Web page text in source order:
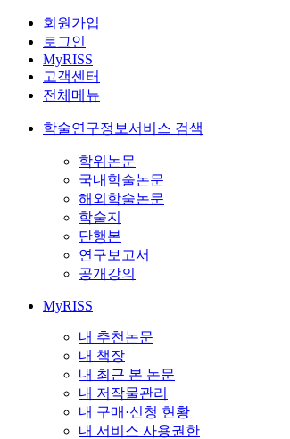
회원가입
로그인
MyRISS
고객센터
전체메뉴
학술연구정보서비스 검색
학위논문
국내학술논문
해외학술논문
학술지
단행본
연구보고서
공개강의
MyRISS
내 추천논문
내 책장
내 최근 본 논문
내 저작물관리
내 구매·신청 현황
내 서비스 사용권한